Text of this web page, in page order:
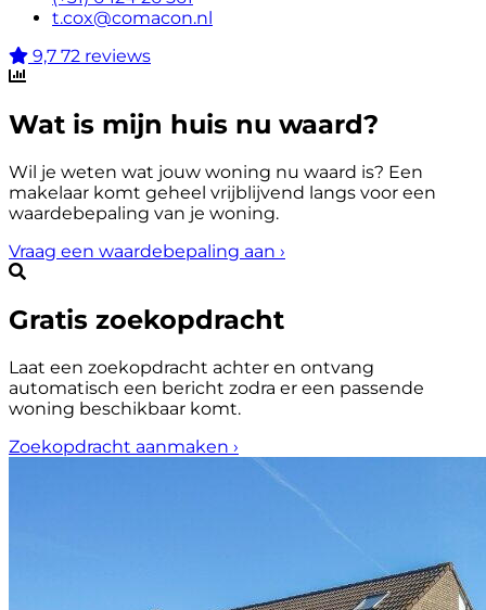
t.cox@comacon.nl
9,7 72 reviews
Wat is mijn huis nu waard?
Wil je weten wat jouw woning nu waard is? Een
makelaar komt geheel vrijblijvend langs voor een
waardebepaling van je woning.
Vraag een waardebepaling aan ›
Gratis zoekopdracht
Laat een zoekopdracht achter en ontvang
automatisch een bericht zodra er een passende
woning beschikbaar komt.
Zoekopdracht aanmaken ›